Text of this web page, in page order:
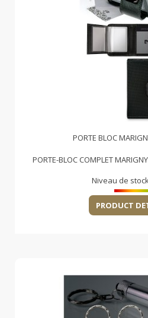
PORTE BLOC
PORTE-BLOC COMPLET
Niveau de
PRODUCT